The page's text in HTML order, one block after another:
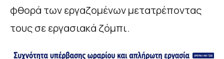
φθορά των εργαζομένων μετατρέποντας
τους σε εργασιακά ζόμπι.